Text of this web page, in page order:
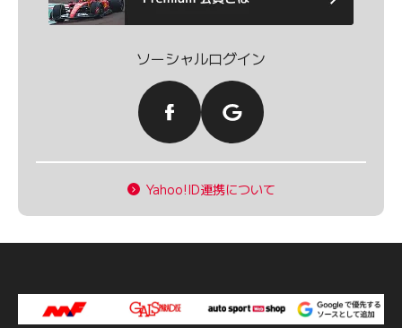
ソーシャルログイン
Yahoo!ID連携について